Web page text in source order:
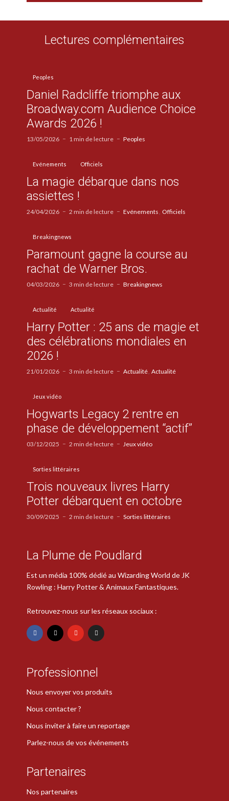
Lectures complémentaires
Peoples
Daniel Radcliffe triomphe aux
Broadway.com Audience Choice
Awards 2026 !
13/05/2026 1 min de lecture Peoples
Evénements Officiels
La magie débarque dans nos
assiettes !
24/04/2026 2 min de lecture Evénements Officiels
Breakingnews
Paramount gagne la course au
rachat de Warner Bros.
04/03/2026 3 min de lecture Breakingnews
Actualité Actualité
Harry Potter : 25 ans de magie et
des célébrations mondiales en
2026 !
21/01/2026 3 min de lecture Actualité Actualité
Jeux vidéo
Hogwarts Legacy 2 rentre en
phase de développement “actif”
03/12/2025 2 min de lecture Jeux vidéo
Sorties littéraires
Trois nouveaux livres Harry
Potter débarquent en octobre
30/09/2025 2 min de lecture Sorties littéraires
La Plume de Poudlard
Est un média 100% dédié au Wizarding World de JK
Rowling : Harry Potter & Animaux Fantastiques.
Retrouvez-nous sur les réseaux sociaux :
Professionnel
Nous envoyer vos produits
Nous contacter ?
Nous inviter à faire un reportage
Parlez-nous de vos événements
Partenaires
Nos partenaires